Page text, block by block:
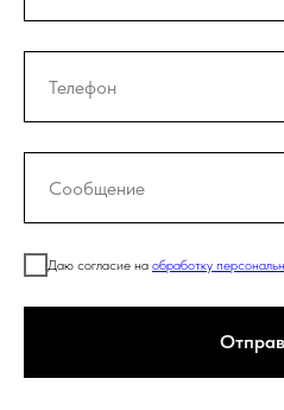
Даю согласие на обработку